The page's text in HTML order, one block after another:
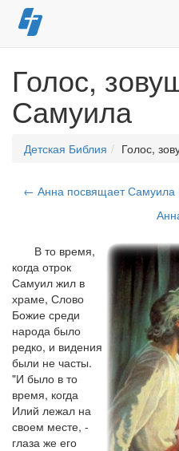
Перейти
к
Голос,
Самуила
Детская Библия Голос,
← Анна посвящает Самуила
В то время,
когда отрок
Самуил жил в
храме, Слово
Божие среди
народа было
редко, и видения
были не часты.
"И было в то
время, когда
Илий лежал на
своем месте, -
глаза же его